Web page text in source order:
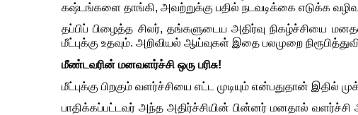
கஷ்டங்களை தாங்கி, அவற்றுக்கு பதில் நடவடிக்கை எடுக்க
தப்பிப் பிழைத்த சிலர், தங்களுடைய அதிர்வு நிகழ்ச்சியை
மீட்புக்கு உதவும். அறிவியல் ஆய்வுகள் இதை பலமுறை
மீட்புக்கு பிறகும் வளர்ச்சியை எட்ட முடியும் என்பதுதான்
பாதிக்கப்பட்டவர் அந்த அதிர்ச்சியின் பின்னர் மனதால்